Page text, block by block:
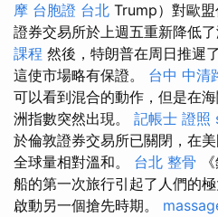
摩 台胞證 台北 Trump）對歐
證券交易所於上週五重新降低
課程 然後，特朗普在周日推遲
這使市場略有保證。 台中 中清
可以看到混合的動作，但是在
洲指數突然出現。 記帳士 證照
於倫敦證券交易所已關閉，在
全球量相對溫和。 台北 整骨
船的第一次旅行引起了人們的
啟動另一個搶先時期。